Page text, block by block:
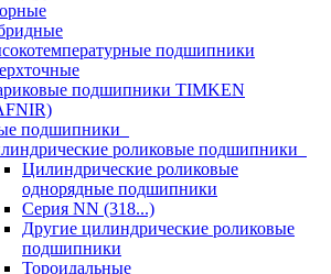
подшипники
подшипники TIMKEN
подшипники
роликовые подшипники
Цилиндрические роликовые
однорядные подшипники
Серия NN (318...)
Другие цилиндрические роликовые
подшипники
Тороидальные